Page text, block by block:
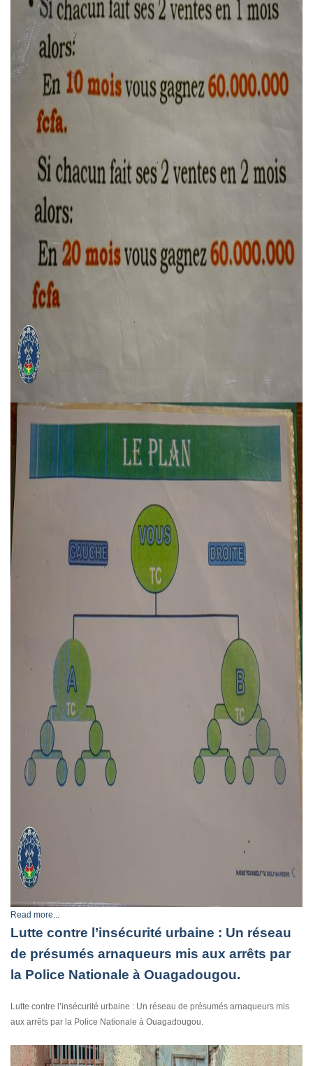
Read more...
Lutte contre l’insécurité urbaine : Un réseau
de présumés arnaqueurs mis aux arrêts par
la Police Nationale à Ouagadougou.
Lutte contre l’insécurité urbaine : Un réseau de présumés arnaqueurs mis
aux arrêts par la Police Nationale à Ouagadougou.